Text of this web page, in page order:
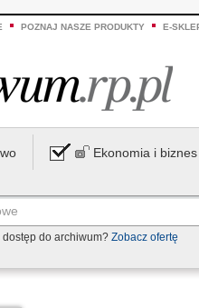
POZNAJ NASZE PRODUKTY E-
Ekonomia i biznes
do archiwum? Zobacz ofertę